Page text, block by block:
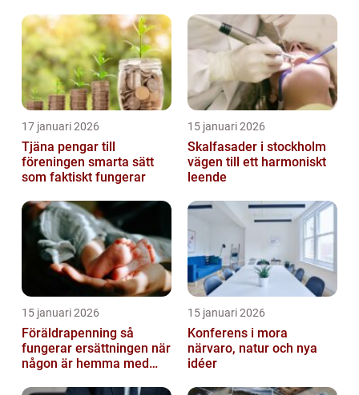
17 januari 2026
Tjäna pengar till
föreningen smarta sätt
som faktiskt fungerar
15 januari 2026
Skalfasader i stockholm
vägen till ett harmoniskt
leende
15 januari 2026
Föräldrapenning så
fungerar ersättningen när
någon är hemma med
15 januari 2026
Konferens i mora
närvaro, natur och nya
idéer